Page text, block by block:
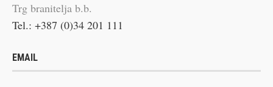
Trg branitelja b.b.
Tel.: +387 (0)34 201 111
EMAIL